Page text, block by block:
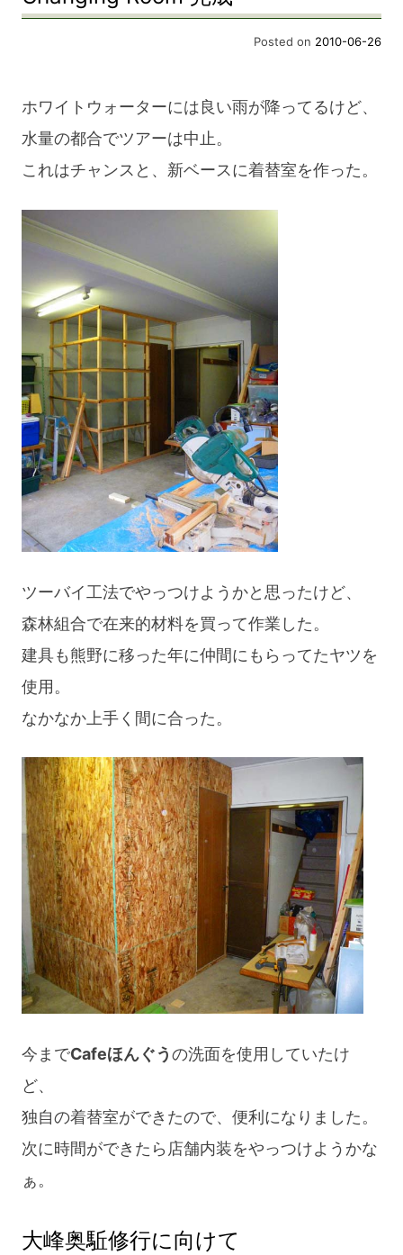
Posted on 2010-06-26
ホワイトウォーターには良い雨が降ってるけど、
水量の都合でツアーは中止。
これはチャンスと、新ベースに着替室を作った。
ツーバイ工法でやっつけようかと思ったけど、
森林組合で在来的材料を買って作業した。
建具も熊野に移った年に仲間にもらってたヤツを
使用。
なかなか上手く間に合った。
今までCafeほんぐうの洗面を使用していたけ
ど、
独自の着替室ができたので、便利になりました。
次に時間ができたら店舗内装をやっつけようかな
ぁ。
大峰奥駈修行に向けて